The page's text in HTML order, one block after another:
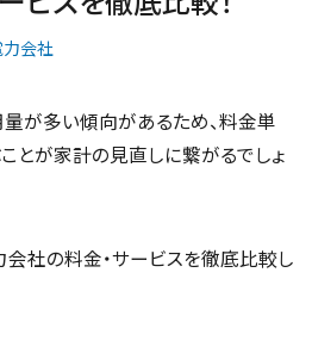
力会社
が多い傾向があるため、料金単
とが家計の見直しに繋がるでしょ
会社の料金・サービスを徹底比較し